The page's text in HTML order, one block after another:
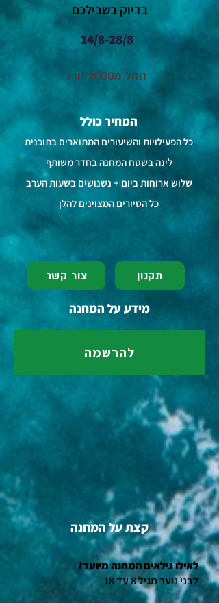
מידע על המחנה
בדיוק בשבילכם
14/8-28/8
החל מ2000 יורו
המחיר כולל
כל הפעילויות והשיעורים המתוארים בתוכנית
לינה בשטח המחנה בחדר משותף
שלוש ארוחות ביום + נשנושים בשעות הערב
כל הסיורים המצוינים להלן
צור קשר תקנון
להרשמה
קצת על המחנה
?לאילו גילאים המחנה מיועד
לבני נוער מגיל 8 עד 18